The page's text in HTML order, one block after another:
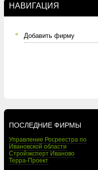
НАВИГАЦИЯ
Добавить фирму
ПОСЛЕДНИЕ ФИРМЫ
Управление Росреестра по
Ивановской области
Стройэксперт Иваново
Терра-Проект